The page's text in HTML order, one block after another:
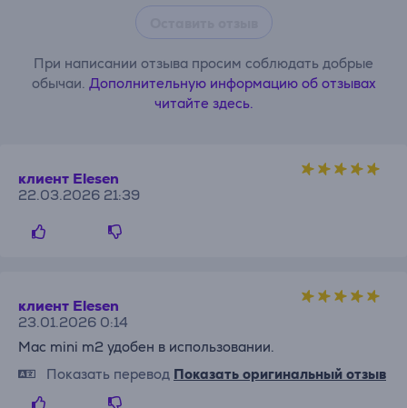
При написании отзыва просим соблюдать добрые
обычаи. Дополнительную информацию об отзывах
читайте здесь.
клиент Elesen
22.03.2026 21:39
клиент Elesen
23.01.2026 0:14
Mac mini m2 удобен в использовании.
Показать перевод Показать оригинальный отзыв